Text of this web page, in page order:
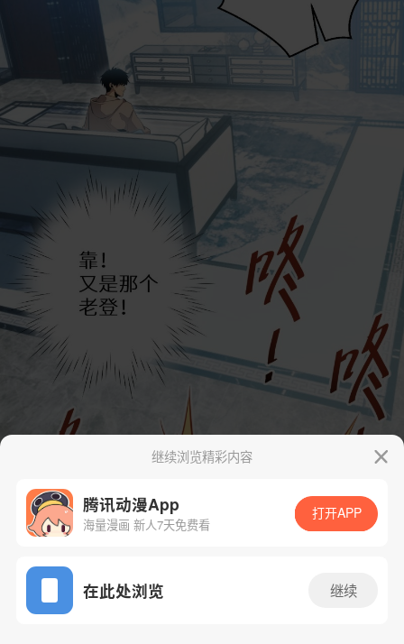
App免费看
继续浏览精彩内容
腾讯动漫App
海量漫画 新人7天免费看
打开APP
在此处浏览 继续